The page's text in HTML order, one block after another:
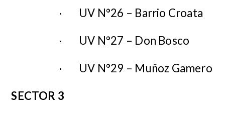
· UV N°26 – Barrio Croata
· UV N°27 – Don Bosco
· UV N°29 – Muñoz Gamero
SECTOR 3